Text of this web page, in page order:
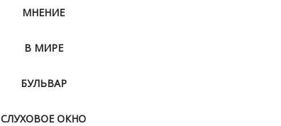
МНЕНИЕ
В МИРЕ
БУЛЬВАР
СЛУХОВОЕ ОКНО